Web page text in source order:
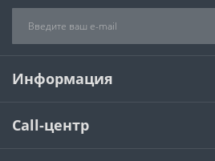
Информация
Call-центр